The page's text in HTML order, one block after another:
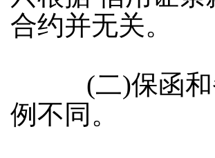
合约并无关。
(二)保函
例不同。